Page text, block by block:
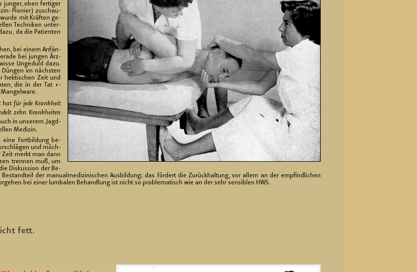
jun­ger, eben fer­ti­ger
Pio­nier) zu­schau­
mit Kräf­ten ge­
Tech­ni­ken un­ter­
da die Pa­ti­en­ten
bei einem An­fän­
bei jun­gen Ärz­
Un­ge­duld dazu.
Dün­gen im nächs­ten
hek­ti­schen Zeit und
die in der Tat +-
hat für jede Krank­heit
zehn Krank­hei­ten
in un­se­rem ‚Jagd­
Me­di­zin.
eine Fort­bil­dung be­
und möch­
Zeit merkt man dann
tren­nen muß, um
Dis­kus­si­on der Be­
der ma­nu­al­me­di­zi­ni­schen Aus­bil­dung; das för­dert die Zu­rück­hal­tung, vor allem an der emp­find­li­chen
bei einer lum­ba­len Be­hand­lung ist nicht so pro­ble­ma­tisch wie an der sehr sen­si­blen HWS.
fett.